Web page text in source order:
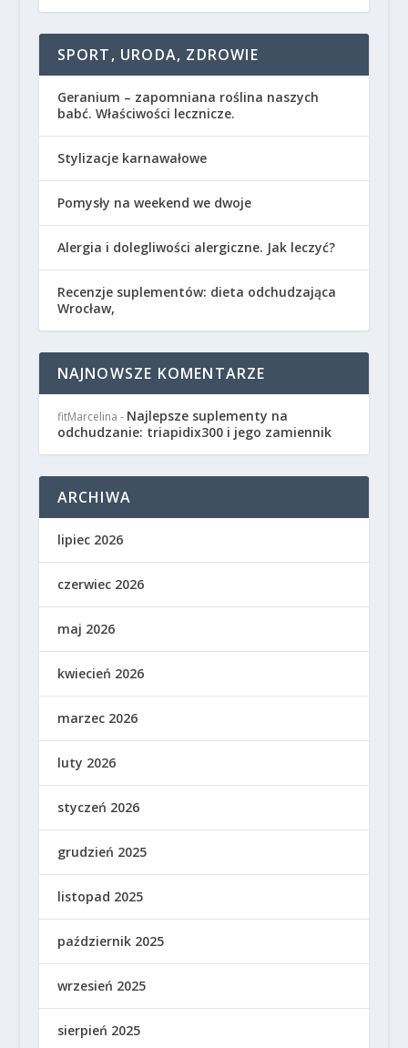
SPORT, URODA, ZDROWIE
Geranium – zapomniana roślina naszych
babć. Właściwości lecznicze.
Stylizacje karnawałowe
Pomysły na weekend we dwoje
Alergia i dolegliwości alergiczne. Jak leczyć?
Recenzje suplementów: dieta odchudzająca
Wrocław,
NAJNOWSZE KOMENTARZE
fitMarcelina - Najlepsze suplementy na
odchudzanie: triapidix300 i jego zamiennik
ARCHIWA
lipiec 2026
czerwiec 2026
maj 2026
kwiecień 2026
marzec 2026
luty 2026
styczeń 2026
grudzień 2025
listopad 2025
październik 2025
wrzesień 2025
sierpień 2025